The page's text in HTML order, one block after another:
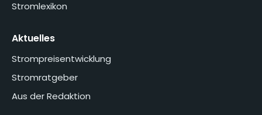
Stromlexikon
Aktuelles
Strompreisentwicklung
Stromratgeber
Aus der Redaktion